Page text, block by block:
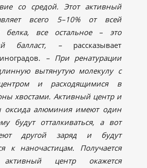
со средой. Этот активный
всего 5–10% от всей
белка, все остальное – это
балласт, – рассказывает
. – При ренатурации
вытянутую молекулу с
и расходящимися в
хвостами. Активный центр и
оксида алюминия имеют один
будут отталкиваться, а вот
другой заряд и будут
к наночастицам. Получается
центр окажется